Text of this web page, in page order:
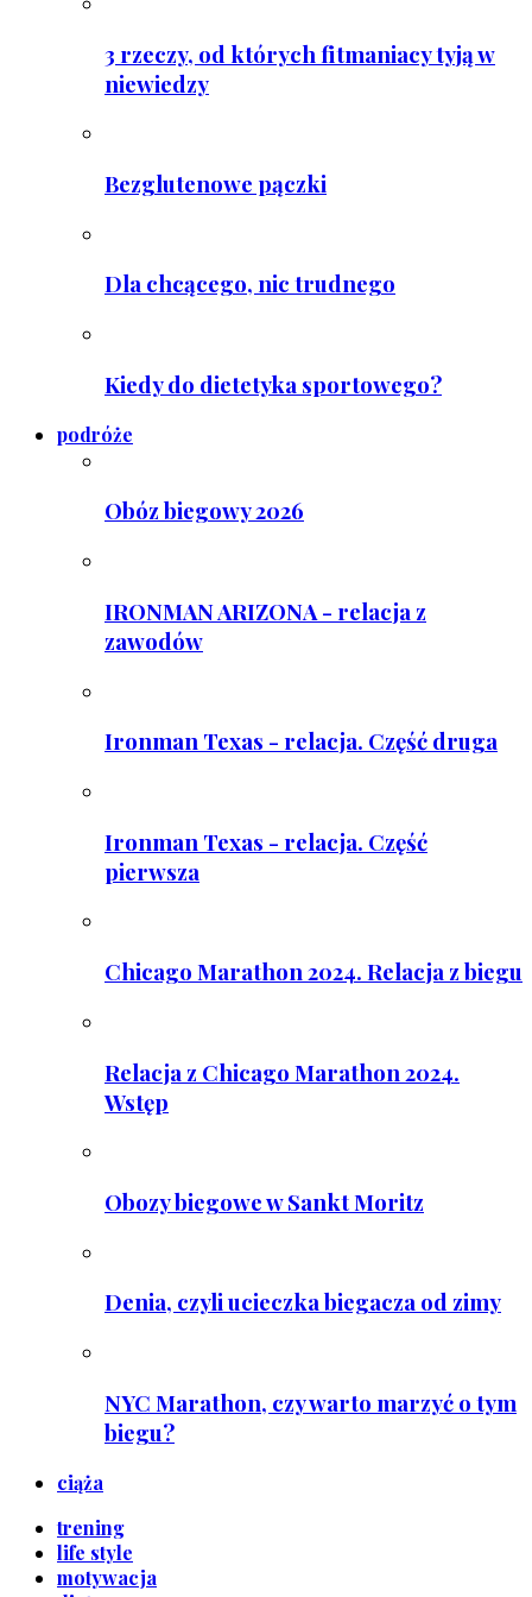
3 rzeczy, od których fitmaniacy tyją w
niewiedzy
Bezglutenowe pączki
Dla chcącego, nic trudnego
Kiedy do dietetyka sportowego?
podróże
Obóz biegowy 2026
IRONMAN ARIZONA - relacja z
zawodów
Ironman Texas - relacja. Część druga
Ironman Texas - relacja. Część
pierwsza
Chicago Marathon 2024. Relacja z biegu
Relacja z Chicago Marathon 2024.
Wstęp
Obozy biegowe w Sankt Moritz
Denia, czyli ucieczka biegacza od zimy
NYC Marathon, czy warto marzyć o tym
biegu?
ciąża
trening
life style
motywacja